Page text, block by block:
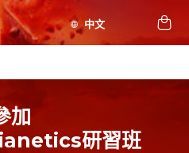
加
研習班